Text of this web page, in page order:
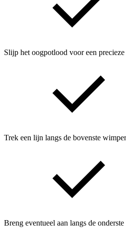
Slijp het oogpotlood voor een
Trek een lijn langs de bovenste
Breng eventueel aan langs de